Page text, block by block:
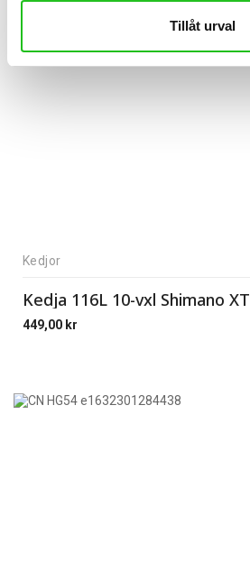
Tillåt urval
Kedjor
Kedja 116L 10-vxl Shimano XT
449,00 kr